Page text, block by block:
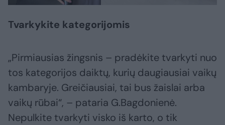
Tvarkykite kategorijomis
„Pirmiausias žingsnis – pradėkite tvarkyti nuo
tos kategorijos daiktų, kurių daugiausiai vaikų
kambaryje. Greičiausiai, tai bus žaislai arba
vaikų rūbai“, – pataria G.Bagdonienė.
Nepulkite tvarkyti visko iš karto, o tik